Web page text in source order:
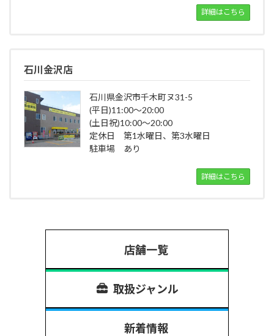
詳細はこちら
石川金沢店
石川県金沢市千木町ヌ31-5
(平日)11:00～20:00
(土日祝)10:00～20:00
定休日 第1水曜日、第3水曜日
駐車場 あり
詳細はこちら
店舗一覧
取扱ジャンル
新着情報